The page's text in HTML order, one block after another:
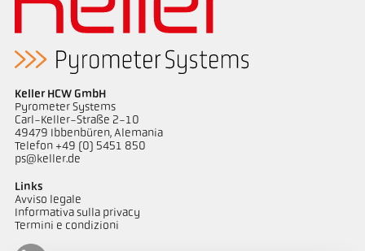
Keller HCW GmbH
Pyrometer Systems
Carl-Keller-Straße 2-10
49479 Ibbenbüren, Alemania
Telefon +49 (0) 5451 850
ps@keller.de
Links
Avviso legale
Informativa sulla privacy
Termini e condizioni